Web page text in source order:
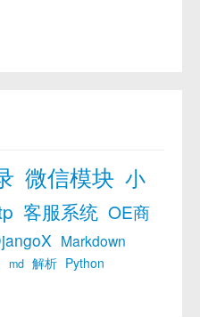
微信模块 小
客服系统 OE商
Markdown
md 解析 Python